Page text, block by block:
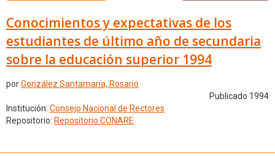
Conocimientos y expectativas de los
estudiantes de último año de secundaria
sobre la educación superior 1994
porGonzález Santamaría, Rosario
Publicado 1994
Institución: Consejo Nacional de Rectores
Repositorio: Repositorio CONARE